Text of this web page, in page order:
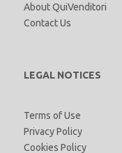
About QuiVenditori
Contact Us
LEGAL NOTICES
Terms of Use
Privacy Policy
Cookies Policy